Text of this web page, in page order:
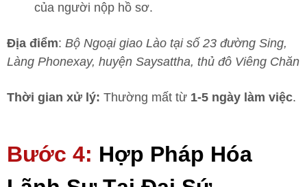
của người nộp hồ sơ.
Địa điểm: Bộ Ngoại giao Lào tại số 23 đường Sing,
Làng Phonexay, huyện Saysattha, thủ đô Viêng Chăn
Thời gian xử lý: Thường mất từ 1-5 ngày làm việc.
Bước 4: Hợp Pháp Hóa